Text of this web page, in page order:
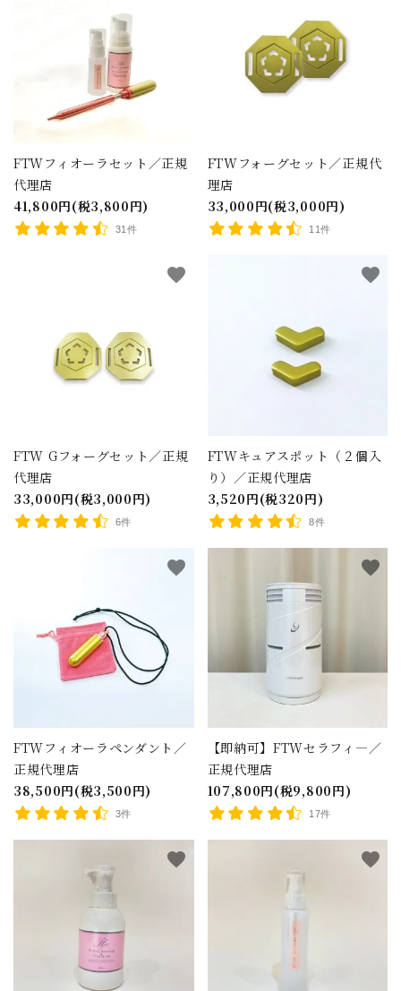
FTWフィオーラセット／正規
代理店
41,800円(税3,800円)
31件
FTWフォーグセット／正規代
理店
33,000円(税3,000円)
11件
FTW Gフォーグセット／正規
代理店
33,000円(税3,000円)
6件
favorite
FTWキュアスポット（２個入
り）／正規代理店
3,520円(税320円)
8件
favorite
FTWフィオーラペンダント／
正規代理店
38,500円(税3,500円)
3件
favorite
【即納可】FTWセラフィ―／
正規代理店
107,800円(税9,800円)
17件
favorite
favorite favorite